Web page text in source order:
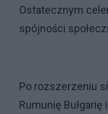
Ostatecznym
spójności
Po rozszerzeniu
Rumunię Bułgarię